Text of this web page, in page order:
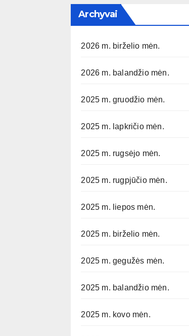
Archyvai
2026 m. birželio mėn.
2026 m. balandžio mėn.
2025 m. gruodžio mėn.
2025 m. lapkričio mėn.
2025 m. rugsėjo mėn.
2025 m. rugpjūčio mėn.
2025 m. liepos mėn.
2025 m. birželio mėn.
2025 m. gegužės mėn.
2025 m. balandžio mėn.
2025 m. kovo mėn.